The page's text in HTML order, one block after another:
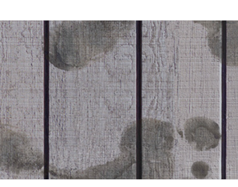
content